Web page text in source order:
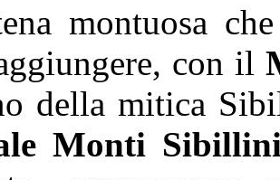
montuosa
con il
della mitica
Monti